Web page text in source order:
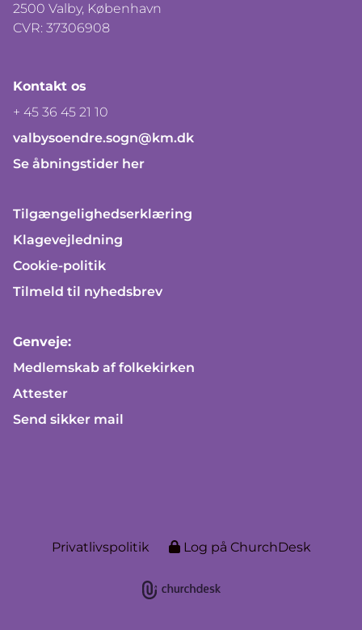
2500 Valby, København
CVR: 37306908
Kontakt os
+ 45 36 45 21 10
valbysoendre.sogn@km.dk
Se åbningstider her
Tilgængelighedserklæring
Klagevejledning
Cookie-politik
Tilmeld til nyhedsbrev
Genveje:
Medlemskab af folkekirken
Attester
Send sikker mail
Privatlivspolitik Log på ChurchDesk